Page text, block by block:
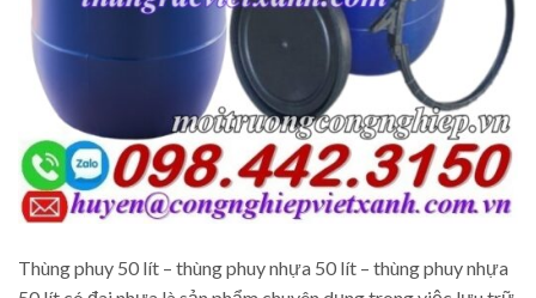
Thùng phuy 50 lít – thùng phuy nhựa 50 lít – thùng phuy nhựa